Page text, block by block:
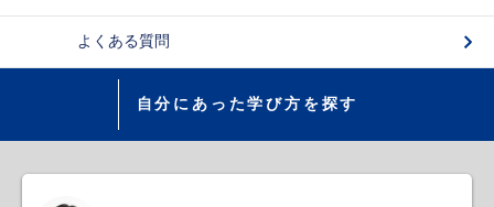
よくある質問
自分にあった学び方を探す